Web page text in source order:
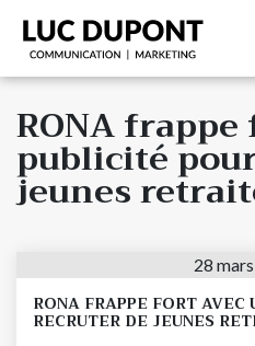
RONA
publicité
jeunes
28
RONA FRAPPE FORT AVEC
RECRUTER DE JEUNES